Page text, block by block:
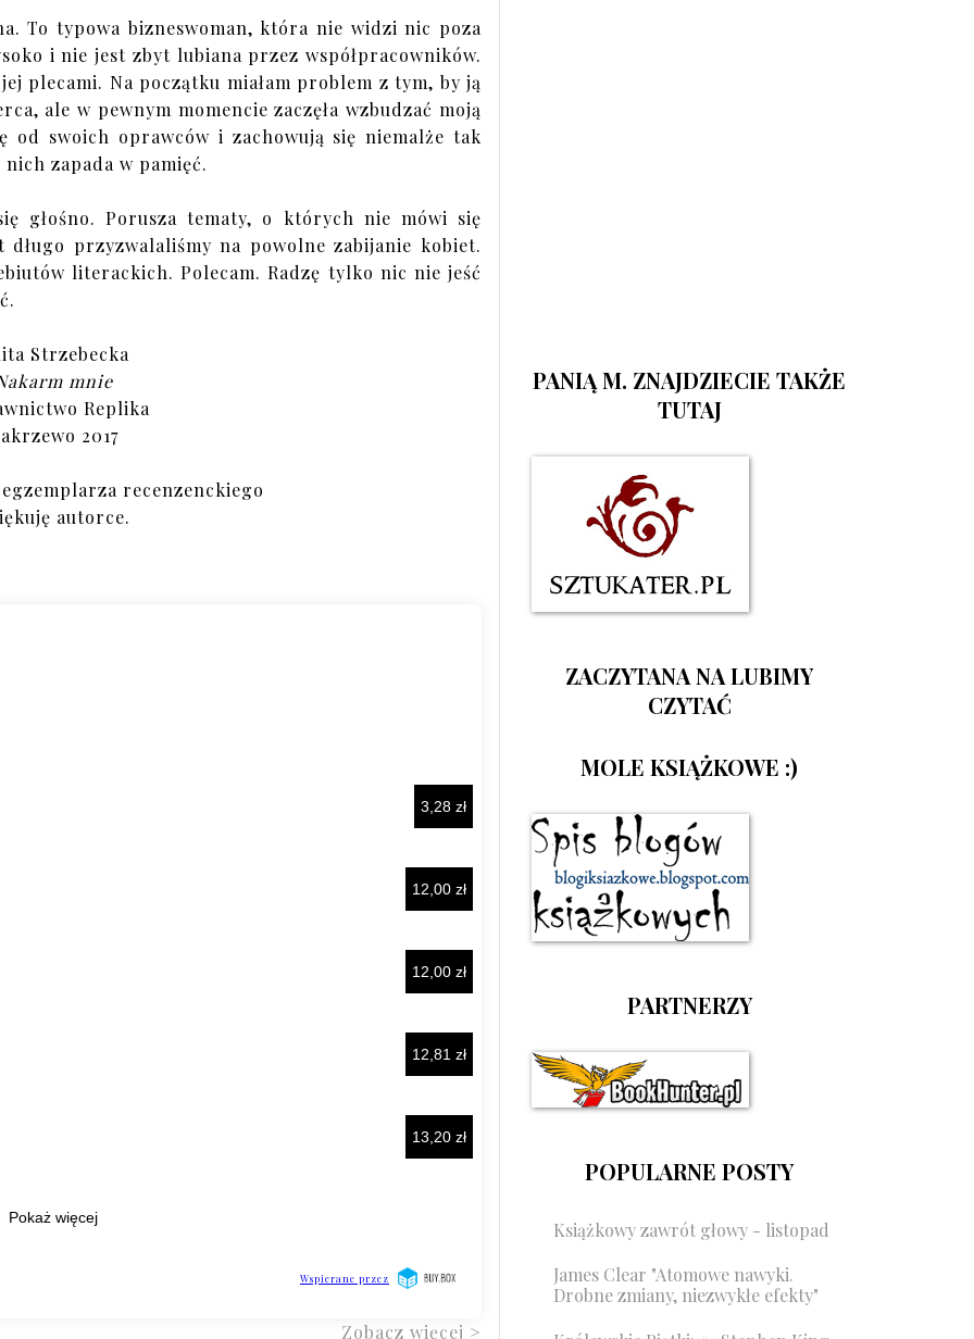
To typowa bizneswoman, która nie widzi nic poza
i nie jest zbyt lubiana przez współpracowników.
plecami. Na początku miałam problem z tym, by ją
ale w pewnym momencie zaczęła wzbudzać moją
od swoich oprawców i zachowują się niemalże tak
nich zapada w pamięć.
głośno. Porusza tematy, o których nie mówi się
przyzwalaliśmy na powolne zabijanie kobiet.
literackich. Polecam. Radzę tylko nic nie jeść
Strzebecka
mnie
Replika
2017
recenzenckiego
autorce.
Zobacz więcej >
PANIĄ M. ZNAJDZIECIE TAKŻE
TUTAJ
ZACZYTANA NA LUBIMY
CZYTAĆ
MOLE KSIĄŻKOWE :)
PARTNERZY
POPULARNE POSTY
Książkowy zawrót głowy - listopad
James Clear "Atomowe nawyki.
Drobne zmiany, niezwykłe efekty"